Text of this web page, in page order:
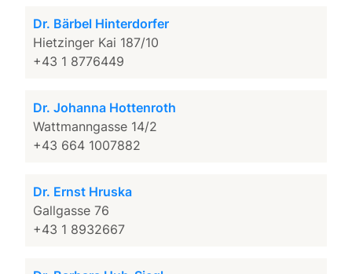
Dr. Bärbel Hinterdorfer
Hietzinger Kai 187/10
+43 1 8776449
Dr. Johanna Hottenroth
Wattmanngasse 14/2
+43 664 1007882
Dr. Ernst Hruska
Gallgasse 76
+43 1 8932667